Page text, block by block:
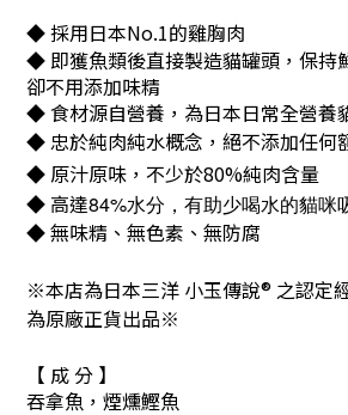
◆ 採用日本No.1的雞胸肉
◆ 即獲魚類後直接製造貓罐頭，保持
卻不用添加味精
◆ 食材源自營養，為日本日常全營養
◆ 忠於純肉純水概念，絕不添加任何
◆ 原汁原味，不少於80%純肉含量
◆ 高達84%水分，有助少喝水的貓咪
◆ 無味精、無色素、無防腐
※本店為日本三洋 小玉傳說® 之認定
為原廠正貨出品※
【 成 分 】
吞拿魚，煙燻鰹魚